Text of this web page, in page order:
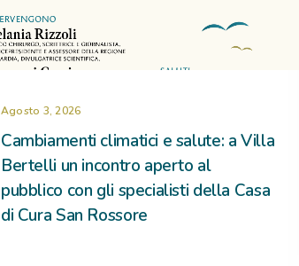
Agosto 3, 2026
Cambiamenti climatici e salute: a Villa
Bertelli un incontro aperto al
pubblico con gli specialisti della Casa
di Cura San Rossore